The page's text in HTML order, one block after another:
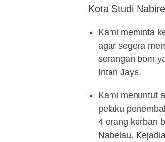
Kota Studi
Kami meminta
agar segera
serangan bom
Intan Jaya.
Kami menuntut
pelaku
4 orang korban
Nabelau.